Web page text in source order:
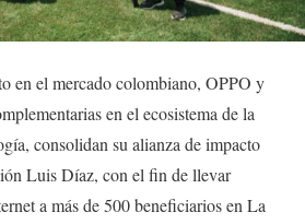
en el mercado colombiano, OPPO y
en el ecosistema de la
consolidan su alianza de impacto
Luis Díaz, con el fin de llevar
a más de 500 beneficiarios en La